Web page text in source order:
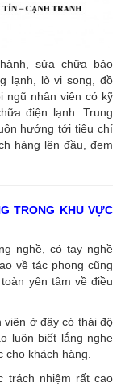
sửa chữa bảo
lạnh, lò vi song, đồ
nhân viên có kỹ
điện lạnh. Trung
hướng tới tiêu chí
hàng lên đầu, đem
TRONG KHU VỰC
nghề, có tay nghề
về tác phong cũng
yên tâm về điều
viên ở đây có thái độ
luôn biết lắng nghe
cho khách hàng.
trách nhiệm rất cao